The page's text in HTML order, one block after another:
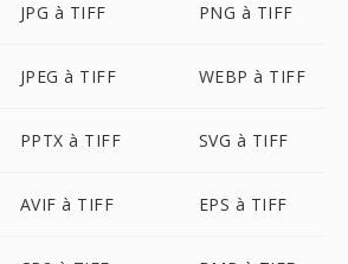
JPG à TIFF PNG à TIFF
JPEG à TIFF WEBP à TIFF
PPTX à TIFF SVG à TIFF
AVIF à TIFF EPS à TIFF